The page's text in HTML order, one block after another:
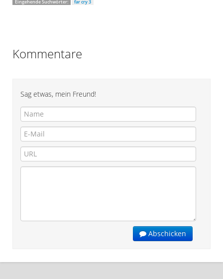
Eingehende Suchwörter:
far cry 3
Kommentare
Sag etwas, mein Freund!
Abschicken